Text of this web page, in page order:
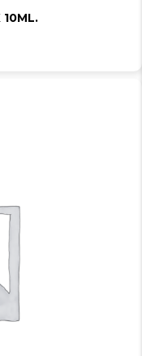
10ML.